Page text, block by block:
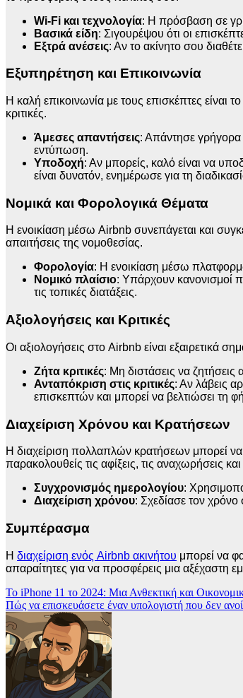
Wi-Fi και τεχνολογία: Η πρόσβαση σε
Βασικά είδη: Σιγουρέψου ότι οι
Εξτρά ανέσεις: Αν το ακίνητο σου
Εξυπηρέτηση και Επικοινωνία
Η καλή επικοινωνία με τους επισκέπτες είναι
κριτικές.
Άμεσες απαντήσεις: Απάντησε γρήγορα
εντύπωση.
Υποδοχή: Αν μπορείς, καλό είναι να
είναι δυνατόν, ενημέρωσε για τη
Νομικά και Φορολογικά Θέματα
Η ενοικίαση μέσω Airbnb συνεπάγεται και
απαιτήσεις της νομοθεσίας.
Φορολογία: Η ενοικίαση μέσω
Νομικό πλαίσιο: Υπάρχουν κανονισμοί
τις τοπικές διατάξεις.
Αξιολογήσεις και Κριτικές
Οι αξιολογήσεις στο Airbnb είναι εξαιρετικά
Ζήτα κριτικές: Μη διστάσεις να ζητήσεις
Ανταπόκριση στις κριτικές: Αν λάβεις
επισκεπτών και μπορεί να βελτιώσει τη
Διαχείριση Χρόνου και Κρατήσεων
Η διαχείριση πολλαπλών κρατήσεων μπορεί να
παρακολουθείς τις αφίξεις, τις αναχωρήσεις
Συγχρονισμός ημερολογίου:
Διαχείριση χρόνου: Σχεδίασε τον χρόνο
Συμπέρασμα
Η διαχείριση ενός Airbnb ακινήτου μπορεί να
απαραίτητες για να προσφέρεις μια αξέχαστη
Πλοήγηση
άρθρων
Το iPhone 11 το 2024: Μια Ανθεκτική και
Πώς να επισκευάσετε έναν υπολογιστή που δεν